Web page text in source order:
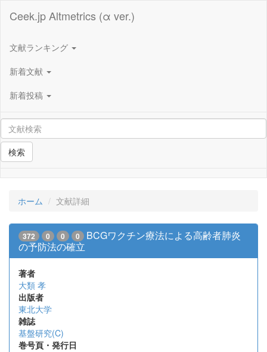
Ceek.jp Altmetrics (α ver.)
文献ランキング
新着文献
新着投稿
検索
ホーム 文献詳細
372 0 0 0
BCGワクチン療法による高齢者肺炎
の予防法の確立
著者
大類 孝
出版者
東北大学
雑誌
基盤研究(C)
巻号頁・発行日